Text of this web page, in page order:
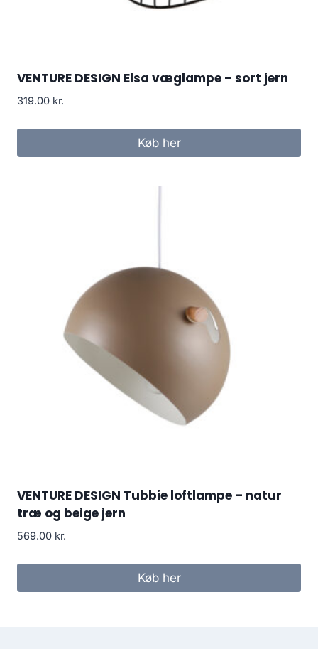
VENTURE DESIGN Elsa væglampe – sort jern
319.00 kr.
Køb her
VENTURE DESIGN Tubbie loftlampe – natur
træ og beige jern
569.00 kr.
Køb her